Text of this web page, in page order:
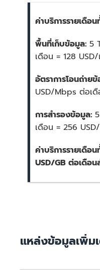
ค่าบริการรายเดือ
พื้นที่เก็บข้อมูล: 5
เดือน = 128
อัตราการโอนถ่าย
USD/Mbps ต่อเ
การสำรองข้อมูล:
เดือน = 256
ค่าบริการรายเดือ
USD/GB ต่อเดือ
แหล่งข้อมูลเพิ่ม